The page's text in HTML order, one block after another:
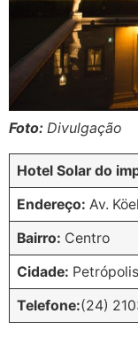
Foto: Divulgação
Hotel Solar do
Endereço: Av.
Bairro: Centro
Cidade: Petrópolis
Telefone:(24)